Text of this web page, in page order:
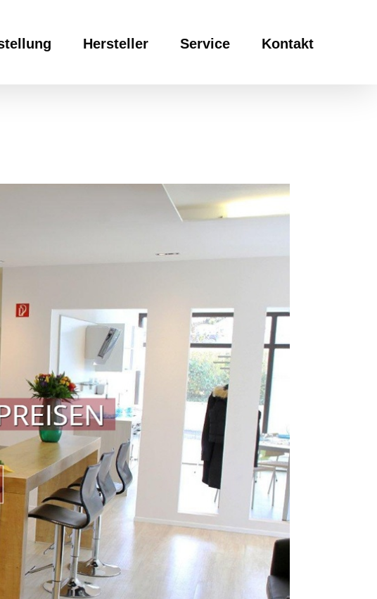
Hersteller Service Kontakt